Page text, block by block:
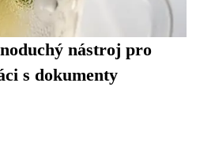
nástroj pro
s dokumenty